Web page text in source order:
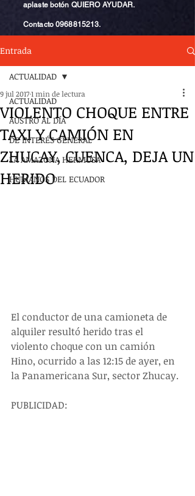
aplaste botón QUIERO AYUDAR.
Contacto0968815213.
Entrada
ACTUALIDAD
AUSTRO AL DÍA
DE INTERÉS GENERAL
LA AMAZONA HERMOSA
HUMANOS DEL ECUADOR
ACTUALIDAD
VIOLENTO CHOQUE ENTRE
TAXI Y CAMIÓN EN
ZHUCAY, CUENCA, DEJA UN
HERIDO
9 jul 20171 min de lectura
El conductor de una camioneta de
alquiler resultó herido tras el
violento choque con un camión
Hino, ocurrido a las 12:15 de ayer, en
la Panamericana Sur, sector Zhucay.
PUBLICIDAD: